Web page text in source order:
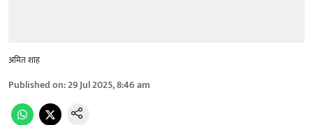
अमित शाह
Published on:29 Jul 2025, 8:46 am